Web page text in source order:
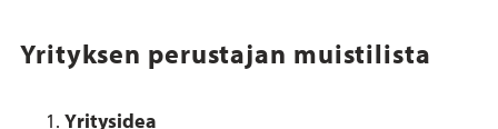
Yrityksen perustajan muistilista
Yritysidea